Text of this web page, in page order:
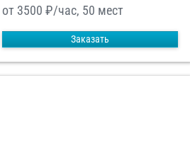
от 3500 ₽/час, 50 мест
Заказать